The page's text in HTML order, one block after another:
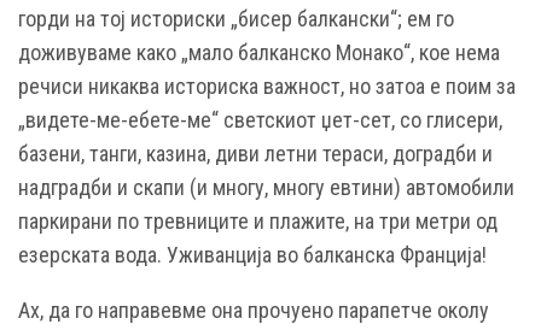
горди на тој историски „бисер балкански“; ем го
доживуваме како „мало балканско Монако“, кое нема
речиси никаква историска важност, но затоа е поим за
„видете-ме-ебете-ме“ светскиот џет-сет, со глисери,
базени, танги, казина, диви летни тераси, доградби и
надградби и скапи (и многу, многу евтини) автомобили
паркирани по тревниците и плажите, на три метри од
езерската вода. Уживанција во балканска Франција!
Ах, да го направевме она прочуено парапетче околу